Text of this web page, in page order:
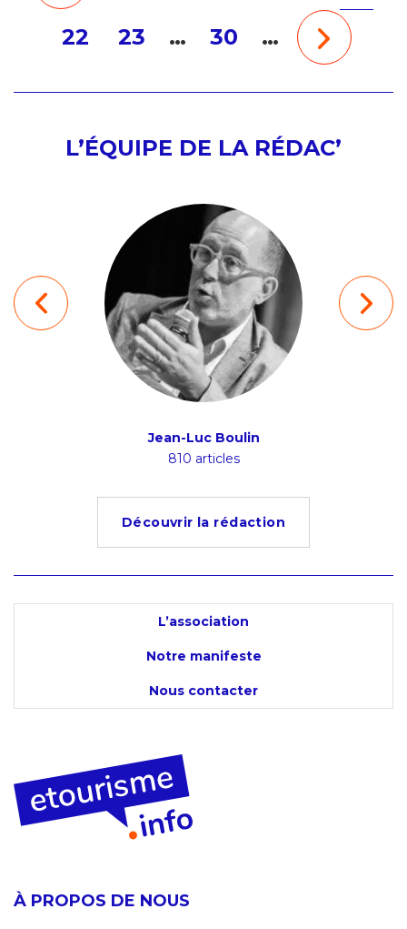
22 23 … 30 …
L’ÉQUIPE DE LA RÉDAC’
Jean-Luc Boulin
810 articles
Découvrir la rédaction
L’association
Notre manifeste
Nous contacter
À PROPOS DE NOUS